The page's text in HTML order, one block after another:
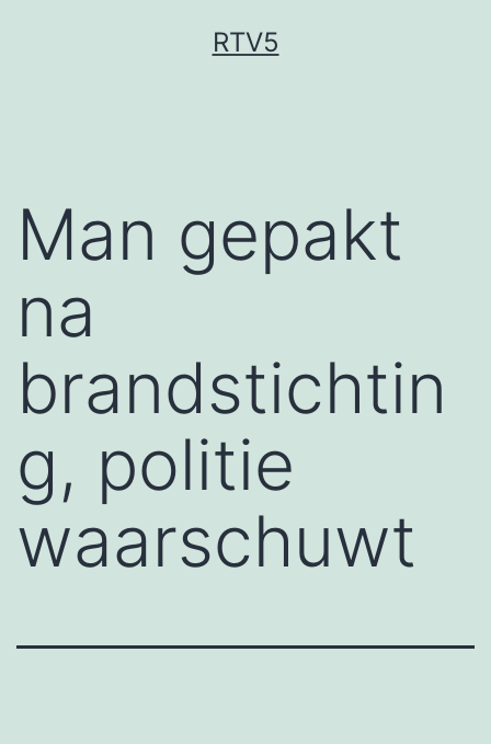
RTV5
Man gepakt
na
brandstichtin
g, politie
waarschuwt